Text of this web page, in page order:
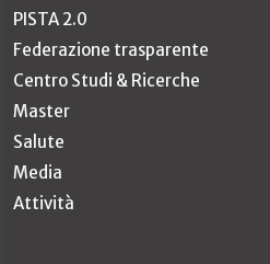
PISTA 2.0
Federazione trasparente
Centro Studi & Ricerche
Master
Salute
Media
Attività